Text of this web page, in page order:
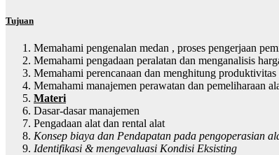
Tujuan
Memahami pengenalan medan , proses pengerjaan
Memahami pengadaan peralatan dan menganalisis
Memahami perencanaan dan menghitung produktivitas
Memahami manajemen perawatan dan pemeliharaan
Materi
Dasar-dasar manajemen
Pengadaan alat dan rental alat
Konsep biaya dan Pendapatan pada pengoperasian
Identifikasi & mengevaluasi Kondisi Eksisting